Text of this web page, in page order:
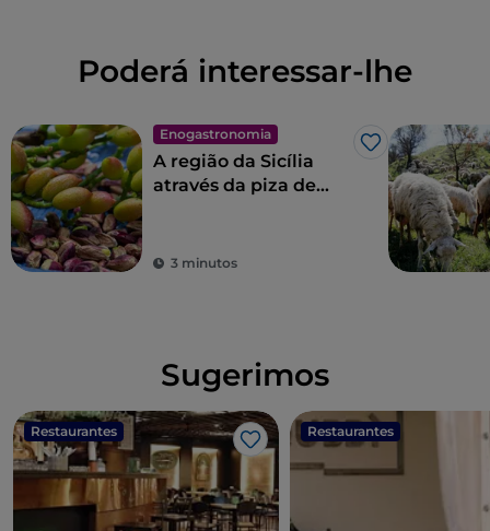
Poderá interessar-lhe
Enogastronomia
Gosto
A região da Sicília
através da piza de
3 minutos
Sugerimos
Restaurantes
Gosto
Restaurantes